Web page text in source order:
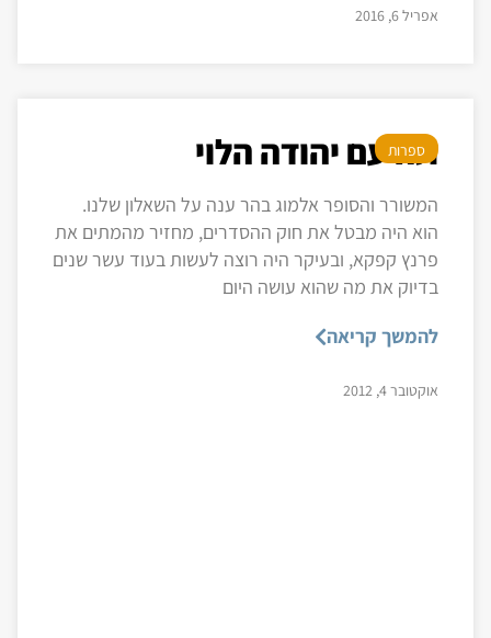
אפריל 6, 2016
ספרות
תה עם יהודה הלוי
המשורר והסופר אלמוג בהר ענה על השאלון שלנו.
הוא היה מבטל את חוק ההסדרים, מחזיר מהמתים את
פרנץ קפקא, ובעיקר היה רוצה לעשות בעוד עשר שנים
בדיוק את מה שהוא עושה היום
להמשך קריאה
אוקטובר 4, 2012